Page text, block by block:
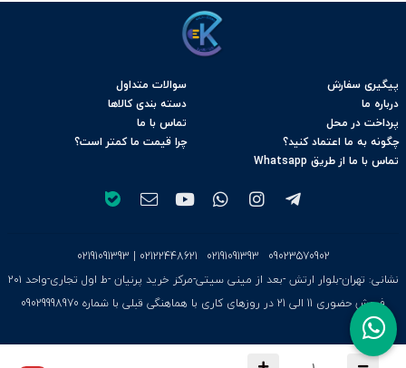
پیگیری سفارش
سوالات متداول
درباره ما
دسته بندی کالاها
پرداخت در محل
تماس با ما
چگونه به ما اعتماد کنید؟
چرا قیمت ما کمتر است؟
تماس با ما از طریق Whatsapp
09023570902
02191091393
02122448621
|
02191091393
نشانی: تهران-بلوار ارتش -بعد از مینی سیتی-مرکز خرید پرنیان -ط اول تجاری-واحد ۲۰۱
فروش حضوری 11 الی 21 در روزهای کاری با هماهنگی قبلی با شماره 09029998970